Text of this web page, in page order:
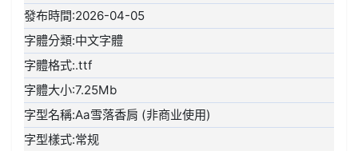
發布時間:2026-04-05
字體分類:中文字體
字體格式:.ttf
字體大小:7.25Mb
字型名稱:Aa雪落香肩 (非商业使用)
字型樣式:常规